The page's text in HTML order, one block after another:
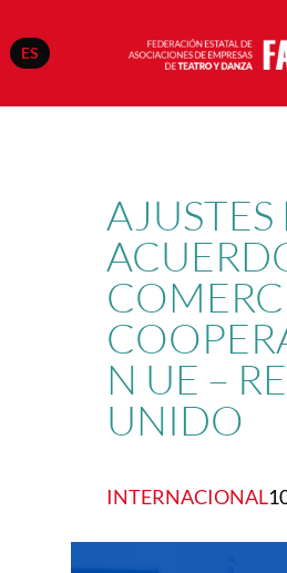
ES
Saltar
AJUSTES
N UE –
UNIDO
INTERNACIONAL